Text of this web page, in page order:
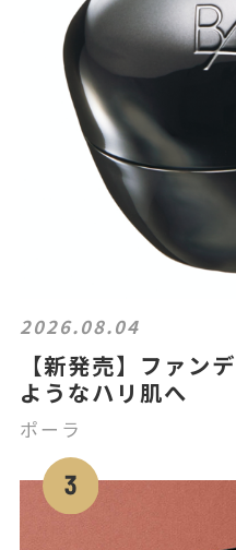
2026.08.04
【新発売】ファン
ようなハリ肌へ
ポーラ